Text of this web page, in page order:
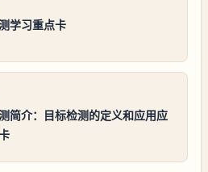
学习重点卡
简介：目标检测的定义和应用应